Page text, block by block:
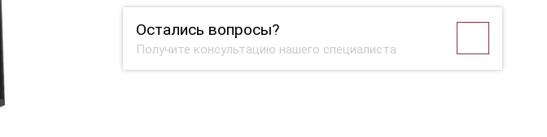
Остались вопросы?
Получите консультацию нашего специалиста